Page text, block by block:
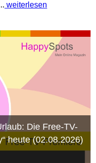
weiterlesen
Die Free-TV-
heute (02.08.2026)